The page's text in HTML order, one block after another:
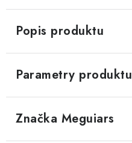
Popis produktu
Parametry produktu
Značka Meguiars